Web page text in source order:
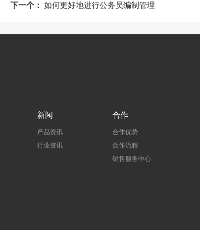
下一个： 如何更好地进行公务员编制管理
新闻
产品资讯
行业资讯
合作
合作优势
合作流程
销售服务中心